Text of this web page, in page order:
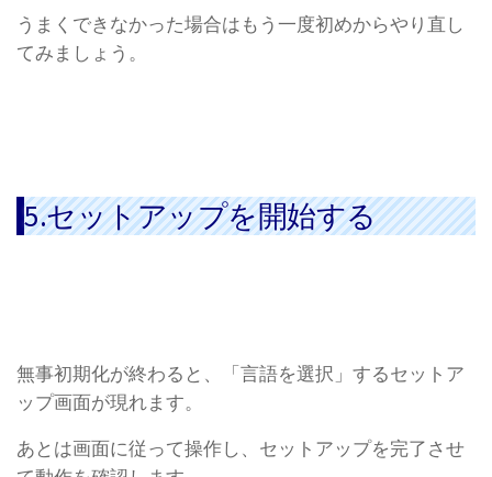
うまくできなかった場合はもう一度初めからやり直し
てみましょう。
5.セットアップを開始する
無事初期化が終わると、「言語を選択」するセットア
ップ画面が現れます。
あとは画面に従って操作し、セットアップを完了させ